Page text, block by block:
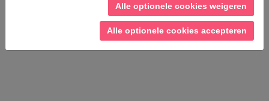
Alle optionele cookies weigeren
Alle optionele cookies accepteren